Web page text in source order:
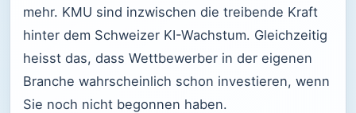
mehr. KMU sind inzwischen die treibende Kraft
hinter dem Schweizer KI-Wachstum. Gleichzeitig
heisst das, dass Wettbewerber in der eigenen
Branche wahrscheinlich schon investieren, wenn
Sie noch nicht begonnen haben.